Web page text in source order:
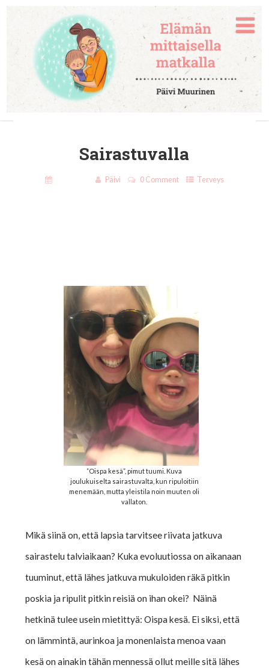
Sairastuvalla
Päivi 0 Comment Terveys
”Oispa kesä”, pimut tuumi. Kuva
joulukuiselta sairastuvalta, kun ripuloitiin
menemään, mutta yleistila noin muuten oli
vallaton.
Mikä siinä on, että lapsia tarvitsee riivata jatkuva
sairastelu talviaikaan? Kuka evoluutiossa on aikanaan
tuuminut, että lähes jatkuva mukuloiden räkä pitkin
poskia ja ripulit pitkin reisiä on ihan okei? Näinä
hetkinä tulee usein mietittyä: Oispa kesä. Ei siksi, että
on lämmintä, aurinkoa ja monenlaista menoa vaan
kesä on ainakin tähän mennessä ollut meille sitä lähes